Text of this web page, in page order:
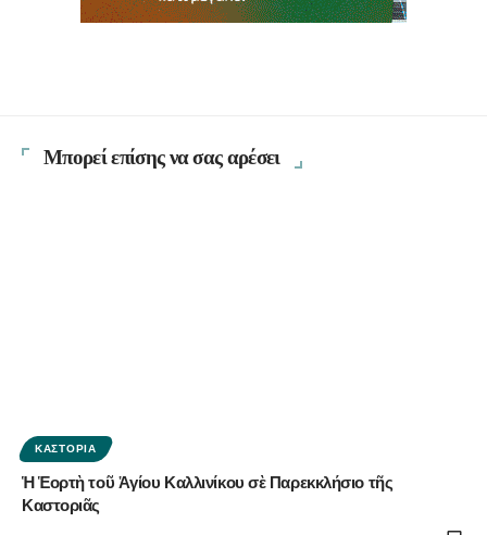
Μπορεί επίσης να σας αρέσει
ΚΑΣΤΟΡΙΆ
Ἡ Ἑορτὴ τοῦ Ἁγίου Καλλινίκου σὲ Παρεκκλήσιο τῆς
Καστοριᾶς